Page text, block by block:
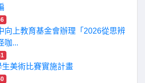
向上教育基金會辦理「2026從思辨
咖...
美術比賽實施計畫